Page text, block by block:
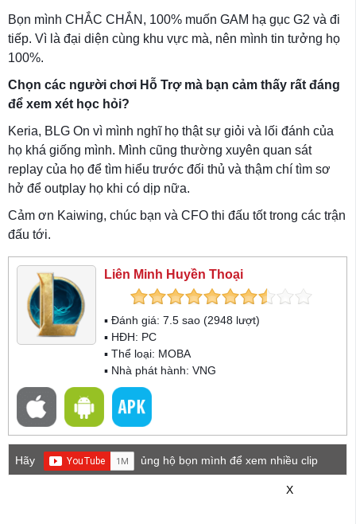
Bọn mình CHẮC CHẮN, 100% muốn GAM hạ gục G2 và đi
tiếp. Vì là đại diện cùng khu vực mà, nên mình tin tưởng họ
100%.
Chọn các người chơi Hỗ Trợ mà bạn cảm thấy rất đáng
để xem xét học hỏi?
Keria, BLG On vì mình nghĩ họ thật sự giỏi và lối đánh của
họ khá giống mình. Mình cũng thường xuyên quan sát
replay của họ để tìm hiểu trước đối thủ và thậm chí tìm sơ
hở để outplay họ khi có dịp nữa.
Cảm ơn Kaiwing, chúc bạn và CFO thi đấu tốt trong các trận
đấu tới.
Liên Minh Huyền Thoại
▪ Đánh giá: 7.5 sao (2948 lượt)
▪ HĐH: PC
▪ Thể loại: MOBA
▪ Nhà phát hành: VNG
Hãy
ủng hộ bọn mình để xem nhiều clip
X